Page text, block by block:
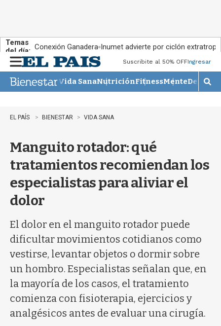
Temas
del día: Conexión Ganadera Inumet advierte por ciclón
n
u
Suscribite al 50% OFFIngresar
Vida SanaNutriciónFitnessMente
M
o
�
EL PAÍS BIENESTAR VIDA SANA
Manguito rotador: qué
tratamientos recomiendan los
especialistas para aliviar el
dolor
El dolor en el manguito rotador puede
dificultar movimientos cotidianos como
vestirse, levantar objetos o dormir sobre
un hombro. Especialistas señalan que, en
la mayoría de los casos, el tratamiento
comienza con fisioterapia, ejercicios y
analgésicos antes de evaluar una cirugía.